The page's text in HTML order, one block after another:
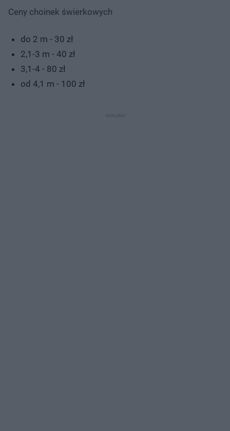
Ceny choinek świerkowych
do 2 m - 30 zł
2,1-3 m - 40 zł
3,1-4 - 80 zł
od 4,1 m - 100 zł